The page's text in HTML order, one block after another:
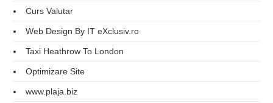
Curs Valutar
Web Design By IT eXclusiv.ro
Taxi Heathrow To London
Optimizare Site
www.plaja.biz